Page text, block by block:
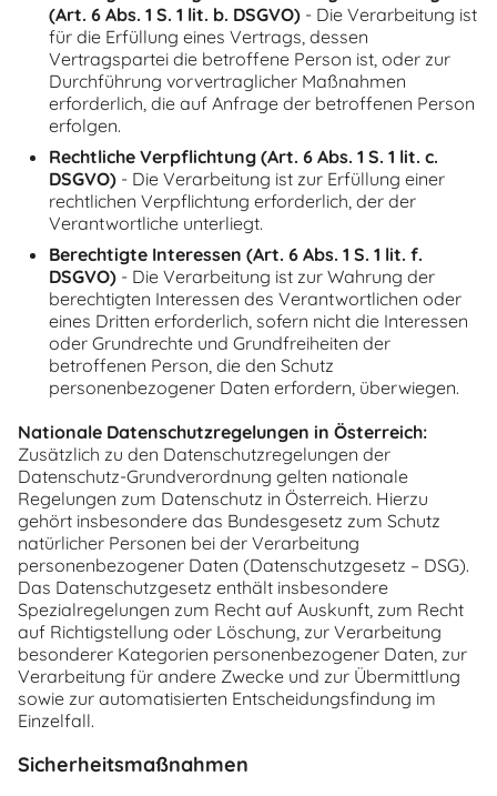
(Art. 6 Abs. 1 S. 1 lit. b. DSGVO) - Die Verarbeitung ist
für die Erfüllung eines Vertrags, dessen
Vertragspartei die betroffene Person ist, oder zur
Durchführung vorvertraglicher Maßnahmen
erforderlich, die auf Anfrage der betroffenen Person
erfolgen.
Rechtliche Verpflichtung (Art. 6 Abs. 1 S. 1 lit. c.
DSGVO) - Die Verarbeitung ist zur Erfüllung einer
rechtlichen Verpflichtung erforderlich, der der
Verantwortliche unterliegt.
Berechtigte Interessen (Art. 6 Abs. 1 S. 1 lit. f.
DSGVO) - Die Verarbeitung ist zur Wahrung der
berechtigten Interessen des Verantwortlichen oder
eines Dritten erforderlich, sofern nicht die Interessen
oder Grundrechte und Grundfreiheiten der
betroffenen Person, die den Schutz
personenbezogener Daten erfordern, überwiegen.
Nationale Datenschutzregelungen in Österreich:
Zusätzlich zu den Datenschutzregelungen der
Datenschutz-Grundverordnung gelten nationale
Regelungen zum Datenschutz in Österreich. Hierzu
gehört insbesondere das Bundesgesetz zum Schutz
natürlicher Personen bei der Verarbeitung
personenbezogener Daten (Datenschutzgesetz – DSG).
Das Datenschutzgesetz enthält insbesondere
Spezialregelungen zum Recht auf Auskunft, zum Recht
auf Richtigstellung oder Löschung, zur Verarbeitung
besonderer Kategorien personenbezogener Daten, zur
Verarbeitung für andere Zwecke und zur Übermittlung
sowie zur automatisierten Entscheidungsfindung im
Einzelfall.
Sicherheitsmaßnahmen